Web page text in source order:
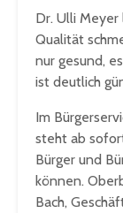
Dr. Ulli Meyer
Qualität
nur gesund,
ist deutlich
Im
steht ab
Bürger und
können.
Bach,